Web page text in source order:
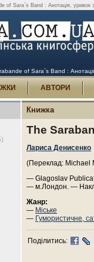
of Sara`s Band : Анотація, уривок з
of Sara`s Band :
АВТОРИ
Книжка
The
Лариса Денисенко
(Переклад: Michael
— Glagoslav
— м.Лондон. —
Жанр:
— Міське
— Гумористичне,
Поділитись: